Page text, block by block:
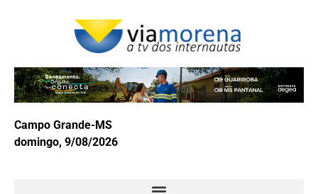
Campo Grande-MS
domingo, 9/08/2026